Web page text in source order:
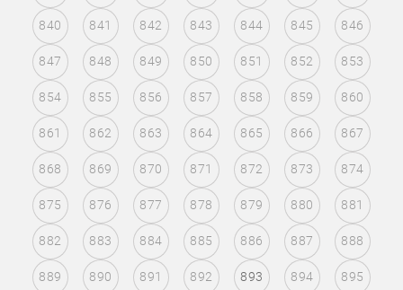
840 841 842 843 844 845 846
847 848 849 850 851 852 853
854 855 856 857 858 859 860
861 862 863 864 865 866 867
868 869 870 871 872 873 874
875 876 877 878 879 880 881
882 883 884 885 886 887 888
889 890 891 892 893 894 895